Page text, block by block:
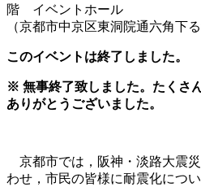
階 イベントホール
（京都市中京区東洞院通六角下
このイベントは終了しました。
※ 無事終了致しました。たくさ
ありがとうございました。
京都市では，阪神・淡路大震
わせ，市民の皆様に耐震化につ